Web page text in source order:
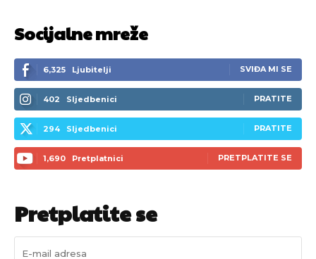
Socijalne mreže
6,325 Ljubitelji SVIĐA MI SE
402 Sljedbenici PRATITE
294 Sljedbenici PRATITE
1,690 Pretplatnici PRETPLATITE SE
Pretplatite se